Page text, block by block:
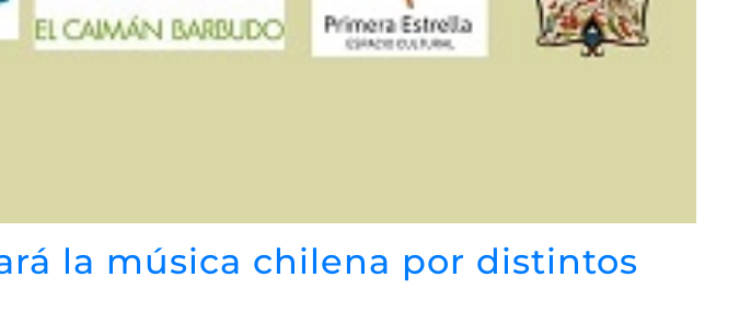
la música chilena por distintos